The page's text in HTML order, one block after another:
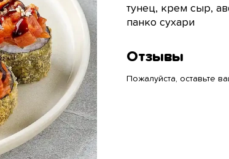
тунец, крем сыр,
панко сухари
Отзывы
Пожалуйста, оставьте